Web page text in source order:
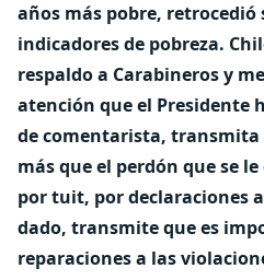
años más pobre, retrocedió
indicadores de pobreza.
respaldo a Carabineros y
atención que el Presidente
de comentarista, transmita
más que el perdón que se
por tuit, por declaraciones
dado, transmite que es
reparaciones a las